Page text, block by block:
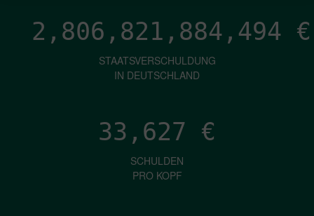
2,806,821,885,707 €
STAATSVERSCHULDUNG
IN DEUTSCHLAND
33,627 €
SCHULDEN
PRO KOPF